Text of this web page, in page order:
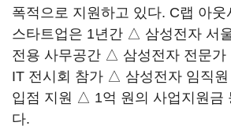
폭적으로 지원하고 있다. C랩 아웃
스타트업은 1년간 △ 삼성전자 서
전용 사무공간 △ 삼성전자 전문
IT 전시회 참가 △ 삼성전자 임직
입점 지원 △ 1억 원의 사업지원금
다.